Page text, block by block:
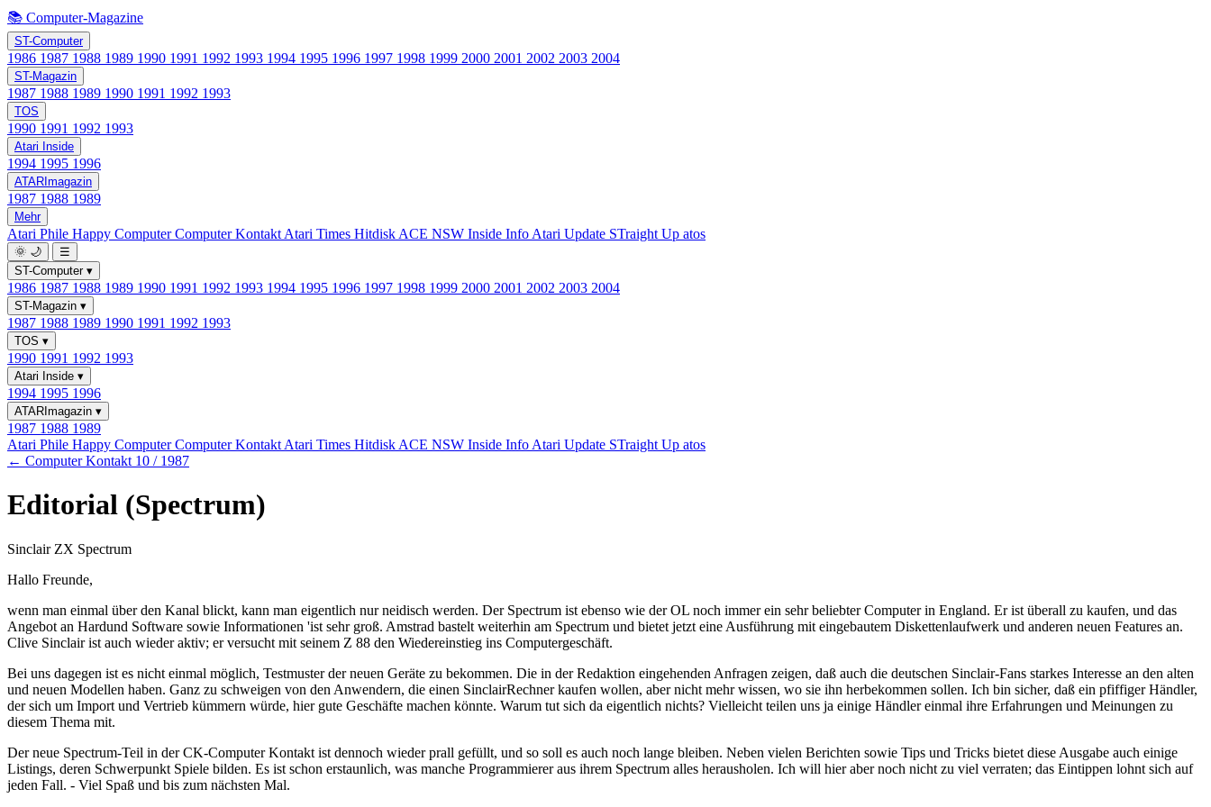
📚 Computer-Magazine
ST-Computer
1986 1987 1988 1989 1990 1991 1992 1993 1994 1995 1996 1997 1998 1999 2000 2001 2002 2003 2004
ST-Magazin
1987 1988 1989 1990 1991 1992 1993
TOS
1990 1991 1992 1993
Atari Inside
1994 1995 1996
ATARImagazin
1987 1988 1989
Mehr
Atari Phile Happy ComputerComputer Kontakt Atari Times Hitdisk ACE NSW Inside Info Atari Update STraight Up atos
🌞 🌙
☰
ST-Computer ▾
1986 1987 1988 1989 1990 1991 1992 1993 1994 1995 1996 1997 1998 1999 2000 2001 2002 2003 2004
ST-Magazin ▾
1987 1988 1989 1990 1991 1992 1993
TOS ▾
1990 1991 1992 1993
Atari Inside ▾
1994 1995 1996
ATARImagazin ▾
1987 1988 1989
Atari Phile Happy ComputerComputer Kontakt Atari Times Hitdisk ACE NSW Inside Info Atari Update STraight Up atos
← Computer Kontakt 10 / 1987
Editorial (Spectrum)
Sinclair ZX Spectrum
Hallo Freunde,
wenn man einmal über den Kanal blickt, kann man eigentlich nur neidisch werden. Der Spectrum ist ebenso wie der OL noch immer ein sehr beliebter Computer in England. Er ist überall zu kaufen, und das
Angebot an Hardund Software sowie Informationen 'ist sehr groß. Amstrad bastelt weiterhin am Spectrum und bietet jetzt eine Ausführung mit eingebautem Diskettenlaufwerk und anderen neuen Features an.
Clive Sinclair ist auch wieder aktiv; er versucht mit seinem Z 88 den Wiedereinstieg ins Computergeschäft.
Bei uns dagegen ist es nicht einmal möglich, Testmuster der neuen Geräte zu bekommen. Die in der Redaktion eingehenden Anfragen zeigen, daß auch die deutschen Sinclair-Fans starkes Interesse an den alten
und neuen Modellen haben. Ganz zu schweigen von den Anwendern, die einen SinclairRechner kaufen wollen, aber nicht mehr wissen, wo sie ihn herbekommen sollen. Ich bin sicher, daß ein pfiffiger Händler,
der sich um Import und Vertrieb kümmern würde, hier gute Geschäfte machen könnte. Warum tut sich da eigentlich nichts? Vielleicht teilen uns ja einige Händler einmal ihre Erfahrungen und Meinungen zu
diesem Thema mit.
Der neue Spectrum-Teil in der CK-Computer Kontakt ist dennoch wieder prall gefüllt, und so soll es auch noch lange bleiben. Neben vielen Berichten sowie Tips und Tricks bietet diese Ausgabe auch einige
Listings, deren Schwerpunkt Spiele bilden. Es ist schon erstaunlich, was manche Programmierer aus ihrem Spectrum alles herausholen. Ich will hier aber noch nicht zu viel verraten; das Eintippen lohnt sich auf
jeden Fall. - Viel Spaß und bis zum nächsten Mal.